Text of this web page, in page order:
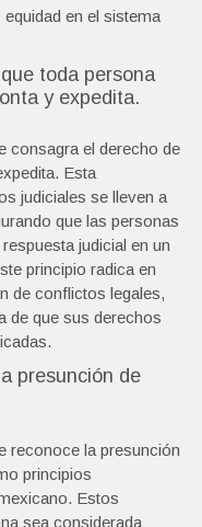
en el sistema
toda persona
y expedita.
consagra el derecho de
Esta
judiciales se lleven a
que las personas
judicial en un
principio radica en
de conflictos legales,
de que sus derechos
presunción de
reconoce la presunción
principios
Estos
sea considerada